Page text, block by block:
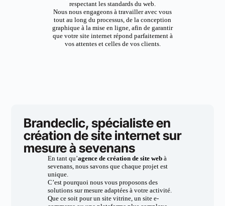
respectant les standards du web.
Nous nous engageons à travailler avec vous
tout au long du processus, de la conception
graphique à la mise en ligne, afin de garantir
que votre site internet répond parfaitement à
vos attentes et celles de vos clients.
Brandeclic, spécialiste en
création de site internet sur
mesure à sevenans
En tant qu’agence de création de site webà
sevenans, nous savons que chaque projet est
unique.
C’est pourquoi nous vous proposons des
solutions sur mesure adaptées à votre activité.
Que ce soit pour un site vitrine, un site e-